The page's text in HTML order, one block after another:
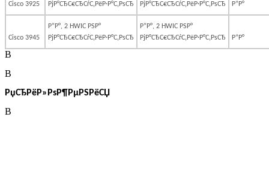
Cisco 3925
РјР°СЂС€СЂСѓС‚РёР·Р°С‚РѕСЂ
РјР°СЂС€СЂСѓС‚РёР·Р°С‚РѕСЂ
Р”Р°
Cisco 3945
Р”Р°, 2 HWIC РЅР°
РјР°СЂС€СЂСѓС‚РёР·Р°С‚РѕСЂ
Р”Р°, 2 HWIC РЅР°
РјР°СЂС€СЂСѓС‚РёР·Р°С‚РѕСЂ
Р”Р°
В
В
РџСЂРёР»РѕР¶РµРЅРёСЏ
В